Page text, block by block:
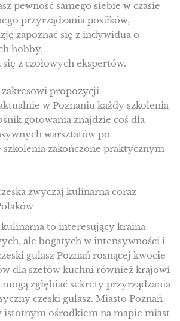
pewność samego siebie w czasie
przyrządzania posiłków,
zapoznać się z indywidua o
hobby,
się z czołowych ekspertów.
propozycji
w Poznaniu każdy szkolenia
gotowania znajdzie coś dla
warsztatów po
zakończone praktycznym
zwyczaj kulinarna coraz
kulinarna to interesujący kraina
ale bogatych w intensywności i
gulasz Poznań rosnącej kwocie
dla szefów kuchni również krajowi
zgłębiać sekrety przyrządzania
czeski gulasz. Miasto Poznań
istotnym ośrodkiem na mapie miast